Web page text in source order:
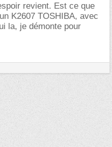
revient. Est ce que
K2607 TOSHIBA, avec
la, je démonte pour